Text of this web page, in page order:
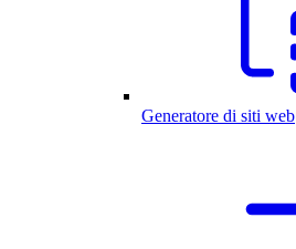
Generatore di siti web